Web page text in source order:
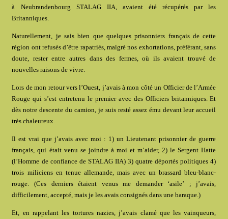
à Neubrandenbourg STALAG IIA, avaient été récupérés par les
Britanniques.
Naturellement, je sais bien que quelques prisonniers français de cette
région ont refusés d’être rapatriés, malgré nos exhortations, préférant, sans
doute, rester entre autres dans des fermes, où ils avaient trouvé de
nouvelles raisons de vivre.
Lors de mon retour vers l’Ouest, j’avais à mon côté un Officier de l’Armée
Rouge qui s’est entretenu le premier avec des Officiers britanniques. Et
dès notre descente du camion, je suis resté assez ému devant leur accueil
très chaleureux.
Il est vrai que j’avais avec moi : 1) un Lieutenant prisonnier de guerre
français, qui était venu se joindre à moi et m’aider, 2) le Sergent Hatte
(l’Homme de confiance de STALAG IIA) 3) quatre déportés politiques 4)
trois miliciens en tenue allemande, mais avec un brassard bleu-blanc-
rouge. (Ces derniers étaient venus me demander ‘asile’ ; j’avais,
difficilement, accepté, mais je les avais consignés dans une baraque.)
Et, en rappelant les tortures nazies, j’avais clamé que les vainqueurs,